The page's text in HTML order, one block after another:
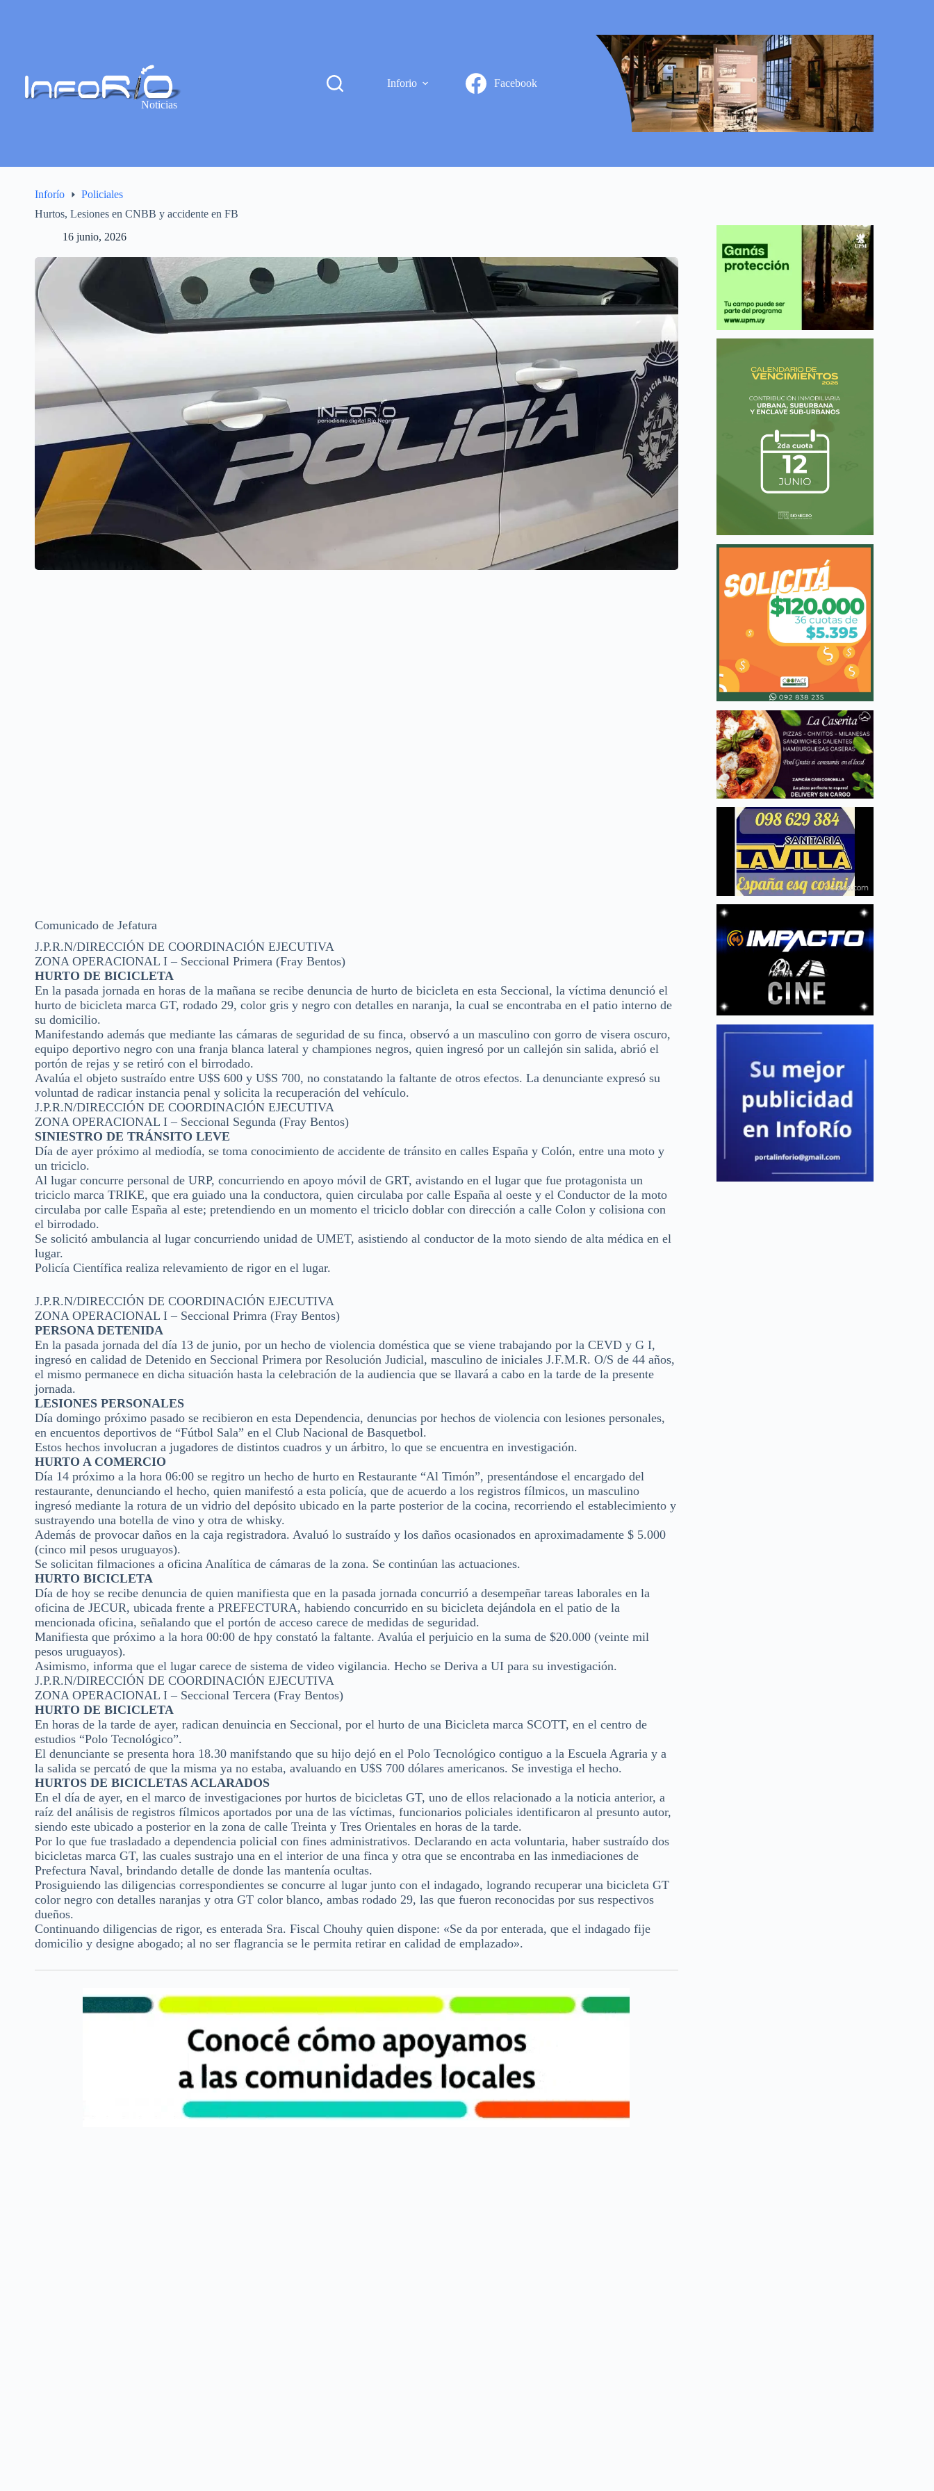
Noticias
Inforio Facebook
Inforío
Policiales
Hurtos, Lesiones en CNBB y accidente en FB
16 junio, 2026
Comunicado de Jefatura
J.P.R.N/DIRECCIÓN DE COORDINACIÓN EJECUTIVA
ZONA OPERACIONAL I – Seccional Primera (Fray Bentos)
HURTO DE BICICLETA
En la pasada jornada en horas de la mañana se recibe denuncia de hurto de bicicleta en esta Seccional, la víctima denunció el
hurto de bicicleta marca GT, rodado 29, color gris y negro con detalles en naranja, la cual se encontraba en el patio interno de
su domicilio.
Manifestando además que mediante las cámaras de seguridad de su finca, observó a un masculino con gorro de visera oscuro,
equipo deportivo negro con una franja blanca lateral y championes negros, quien ingresó por un callejón sin salida, abrió el
portón de rejas y se retiró con el birrodado.
Avalúa el objeto sustraído entre U$S 600 y U$S 700, no constatando la faltante de otros efectos. La denunciante expresó su
voluntad de radicar instancia penal y solicita la recuperación del vehículo.
J.P.R.N/DIRECCIÓN DE COORDINACIÓN EJECUTIVA
ZONA OPERACIONAL I – Seccional Segunda (Fray Bentos)
SINIESTRO DE TRÁNSITO LEVE
Día de ayer próximo al mediodía, se toma conocimiento de accidente de tránsito en calles España y Colón, entre una moto y
un triciclo.
Al lugar concurre personal de URP, concurriendo en apoyo móvil de GRT, avistando en el lugar que fue protagonista un
triciclo marca TRIKE, que era guiado una la conductora, quien circulaba por calle España al oeste y el Conductor de la moto
circulaba por calle España al este; pretendiendo en un momento el triciclo doblar con dirección a calle Colon y colisiona con
el birrodado.
Se solicitó ambulancia al lugar concurriendo unidad de UMET, asistiendo al conductor de la moto siendo de alta médica en el
lugar.
Policía Científica realiza relevamiento de rigor en el lugar.
J.P.R.N/DIRECCIÓN DE COORDINACIÓN EJECUTIVA
ZONA OPERACIONAL I – Seccional Primra (Fray Bentos)
PERSONA DETENIDA
En la pasada jornada del día 13 de junio, por un hecho de violencia doméstica que se viene trabajando por la CEVD y G I,
ingresó en calidad de Detenido en Seccional Primera por Resolución Judicial, masculino de iniciales J.F.M.R. O/S de 44 años,
el mismo permanece en dicha situación hasta la celebración de la audiencia que se llavará a cabo en la tarde de la presente
jornada.
LESIONES PERSONALES
Día domingo próximo pasado se recibieron en esta Dependencia, denuncias por hechos de violencia con lesiones personales,
en encuentos deportivos de “Fútbol Sala” en el Club Nacional de Basquetbol.
Estos hechos involucran a jugadores de distintos cuadros y un árbitro, lo que se encuentra en investigación.
HURTO A COMERCIO
Día 14 próximo a la hora 06:00 se regitro un hecho de hurto en Restaurante “Al Timón”, presentándose el encargado del
restaurante, denunciando el hecho, quien manifestó a esta policía, que de acuerdo a los registros fílmicos, un masculino
ingresó mediante la rotura de un vidrio del depósito ubicado en la parte posterior de la cocina, recorriendo el establecimiento y
sustrayendo una botella de vino y otra de whisky.
Además de provocar daños en la caja registradora. Avaluó lo sustraído y los daños ocasionados en aproximadamente $ 5.000
(cinco mil pesos uruguayos).
Se solicitan filmaciones a oficina Analítica de cámaras de la zona. Se continúan las actuaciones.
HURTO BICICLETA
Día de hoy se recibe denuncia de quien manifiesta que en la pasada jornada concurrió a desempeñar tareas laborales en la
oficina de JECUR, ubicada frente a PREFECTURA, habiendo concurrido en su bicicleta dejándola en el patio de la
mencionada oficina, señalando que el portón de acceso carece de medidas de seguridad.
Manifiesta que próximo a la hora 00:00 de hpy constató la faltante. Avalúa el perjuicio en la suma de $20.000 (veinte mil
pesos uruguayos).
Asimismo, informa que el lugar carece de sistema de video vigilancia. Hecho se Deriva a UI para su investigación.
J.P.R.N/DIRECCIÓN DE COORDINACIÓN EJECUTIVA
ZONA OPERACIONAL I – Seccional Tercera (Fray Bentos)
HURTO DE BICICLETA
En horas de la tarde de ayer, radican denuincia en Seccional, por el hurto de una Bicicleta marca SCOTT, en el centro de
estudios “Polo Tecnológico”.
El denunciante se presenta hora 18.30 manifstando que su hijo dejó en el Polo Tecnológico contiguo a la Escuela Agraria y a
la salida se percató de que la misma ya no estaba, avaluando en U$S 700 dólares americanos. Se investiga el hecho.
HURTOS DE BICICLETAS ACLARADOS
En el día de ayer, en el marco de investigaciones por hurtos de bicicletas GT, uno de ellos relacionado a la noticia anterior, a
raíz del análisis de registros fílmicos aportados por una de las víctimas, funcionarios policiales identificaron al presunto autor,
siendo este ubicado a posterior en la zona de calle Treinta y Tres Orientales en horas de la tarde.
Por lo que fue trasladado a dependencia policial con fines administrativos. Declarando en acta voluntaria, haber sustraído dos
bicicletas marca GT, las cuales sustrajo una en el interior de una finca y otra que se encontraba en las inmediaciones de
Prefectura Naval, brindando detalle de donde las mantenía ocultas.
Prosiguiendo las diligencias correspondientes se concurre al lugar junto con el indagado, logrando recuperar una bicicleta GT
color negro con detalles naranjas y otra GT color blanco, ambas rodado 29, las que fueron reconocidas por sus respectivos
dueños.
Continuando diligencias de rigor, es enterada Sra. Fiscal Chouhy quien dispone: «Se da por enterada, que el indagado fije
domicilio y designe abogado; al no ser flagrancia se le permita retirar en calidad de emplazado».